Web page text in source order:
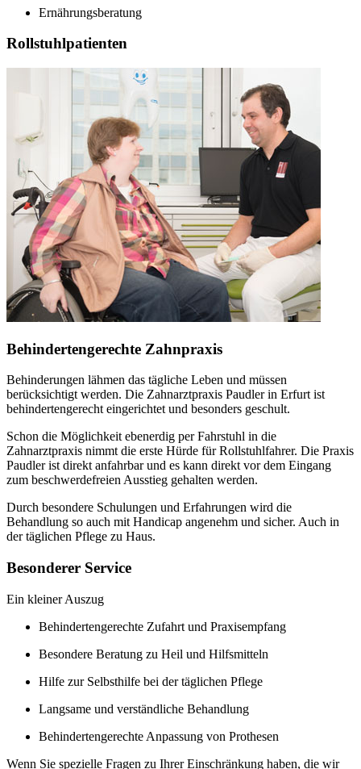
Ernährungsberatung
Rollstuhlpatienten
Behindertengerechte Zahnpraxis
Behinderungen lähmen das tägliche Leben und müssen
berücksichtigt werden. Die Zahnarztpraxis Paudler in Erfurt ist
behindertengerecht eingerichtet und besonders geschult.
Schon die Möglichkeit ebenerdig per Fahrstuhl in die
Zahnarztpraxis nimmt die erste Hürde für Rollstuhlfahrer. Die Praxis
Paudler ist direkt anfahrbar und es kann direkt vor dem Eingang
zum beschwerdefreien Ausstieg gehalten werden.
Durch besondere Schulungen und Erfahrungen wird die
Behandlung so auch mit Handicap angenehm und sicher. Auch in
der täglichen Pflege zu Haus.
Besonderer Service
Ein kleiner Auszug
Behindertengerechte Zufahrt und Praxisempfang
Besondere Beratung zu Heil und Hilfsmitteln
Hilfe zur Selbsthilfe bei der täglichen Pflege
Langsame und verständliche Behandlung
Behindertengerechte Anpassung von Prothesen
Wenn Sie spezielle Fragen zu Ihrer Einschränkung haben, die wir